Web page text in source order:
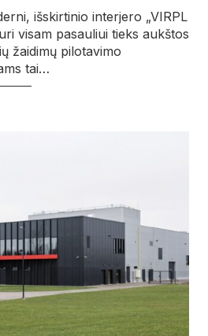
išskirtinio interjero „VIRPL
visam pasauliui tieks aukštos
žaidimų pilotavimo
tai…